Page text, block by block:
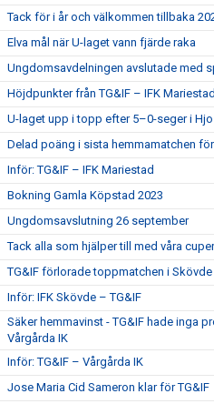
Tack för i år och välkommen tillbaka
Elva mål när U-laget vann fjärde raka
Ungdomsavdelningen avslutade med
Höjdpunkter från TG&IF – IFK Mariestad
U-laget upp i topp efter 5–0-seger i Hjo
Delad poäng i sista hemmamatchen
Inför: TG&IF – IFK Mariestad
Bokning Gamla Köpstad 2023
Ungdomsavslutning 26 september
Tack alla som hjälper till med våra
TG&IF förlorade toppmatchen i Skövde
Inför: IFK Skövde – TG&IF
Säker hemmavinst - TG&IF hade inga
Vårgårda IK
Inför: TG&IF – Vårgårda IK
Jose Maria Cid Sameron klar för TG&IF